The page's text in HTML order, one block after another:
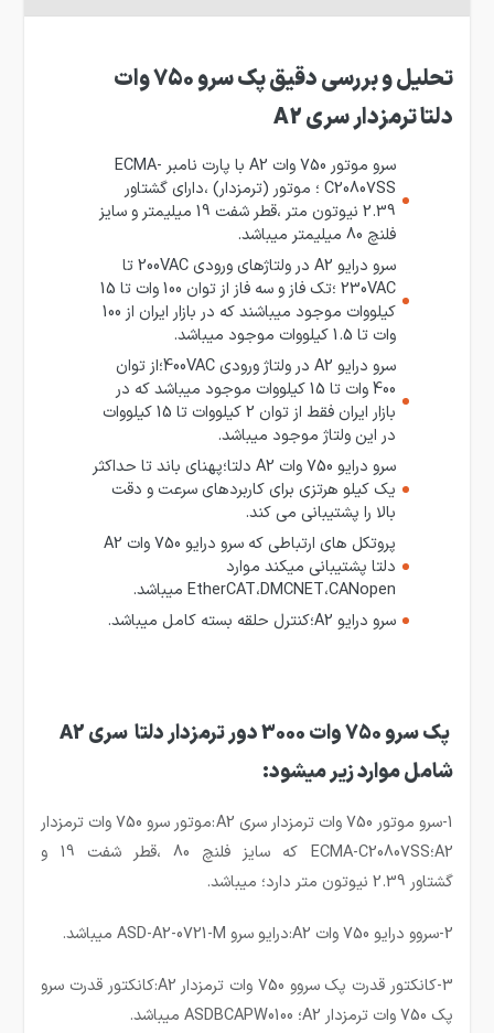
تحلیل و بررسی دقیق پک سرو 750 وات
دلتا ترمزدار سری A2
سرو موتور 750 وات A2 با پارت نامبر ECMA-
C20807SS ؛ موتور (ترمزدار) ،دارای گشتاور
2.39 نیوتون متر ،قطر شفت 19 میلیمتر و سایز
فلنچ 80 میلیمتر میباشد.
سرو درایو A2 در ولتاژهای ورودی 200VAC تا
230VAC ؛تک فاز و سه فاز از توان 100 وات تا 15
کیلووات موجود میباشند که در بازار ایران از 100
وات تا 1.5 کیلووات موجود میباشد.
سرو درایو A2 در ولتاژ ورودی 400VAC؛از توان
400 وات تا 15 کیلووات موجود میباشد که در
بازار ایران فقط از توان 2 کیلووات تا 15 کیلووات
در این ولتاژ موجود میباشد.
سرو درایو 750 وات A2 دلتا؛پهنای باند تا حداکثر
یک کیلو هرتزی برای کاربردهای سرعت و دقت
بالا را پشتیبانی می کند.
پروتکل های ارتباطی که سرو درایو 750 وات A2
دلتا پشتیبانی میکند موارد
EtherCAT،DMCNET،CANopen میباشد.
سرو درایو A2؛کنترل حلقه بسته کامل میباشد.
پک سرو 750 وات 3000 دور ترمزدار دلتا سری A2
شامل موارد زیر میشود:
1-سرو موتور 750 وات ترمزدار سری A2:موتور سرو 750 وات ترمزدار
A2؛ECMA-C20807SS که سایز فلنچ 80 ،قطر شفت 19 و
گشتاور 2.39 نیوتون متر دارد؛ میباشد.
2-سروو درایو 750 وات A2:درایو سرو ASD-A2-0721-M میباشد.
3-کانکتور قدرت پک سروو 750 وات ترمزدار A2:کانکتور قدرت سرو
پک 750 وات ترمزدار A2؛ ASDBCAPW0100 میباشد.